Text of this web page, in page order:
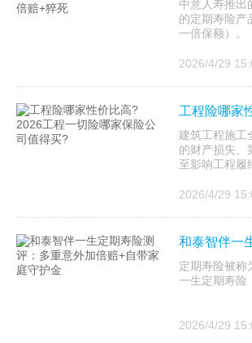
中意人寿推出
的定期寿险产
一倍保额）。
2026/4/29
工程险哪家
建筑工程施工
的财产损失、
至影响工程履
2026/4/29
和泰智伴一
定期寿险被称
一生定期寿险
2026/4/29